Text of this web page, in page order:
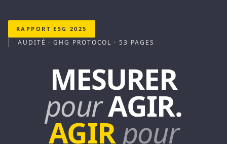
RAPPORT ESG 2025
AUDITÉ · GHG PROTOCOL · 53 PAGES
MESURER
pourAGIR.
AGIRpour